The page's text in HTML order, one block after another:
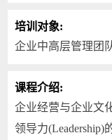
培训对象:
企业中高层管理团
课程介绍:
企业经营与企业文
领导力